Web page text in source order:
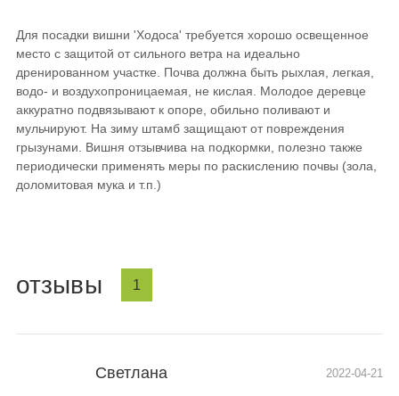
Для посадки вишни 'Ходоса' требуется хорошо освещенное
место с защитой от сильного ветра на идеально
дренированном участке. Почва должна быть рыхлая, легкая,
водо- и воздухопроницаемая, не кислая. Молодое деревце
аккуратно подвязывают к опоре, обильно поливают и
мульчируют. На зиму штамб защищают от повреждения
грызунами. Вишня отзывчива на подкормки, полезно также
периодически применять меры по раскислению почвы (зола,
доломитовая мука и т.п.)
отзывы 1
Светлана 2022-04-21